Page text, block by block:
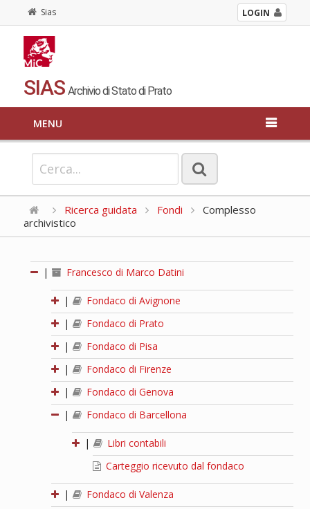
Sias LOGIN
SIAS Archivio di Stato di Prato
MENU
Ricerca guidata Fondi
Complesso
archivistico
| Francesco di Marco Datini
|
Fondaco di Avignone
|
Fondaco di Prato
|
Fondaco di Pisa
|
Fondaco di Firenze
|
Fondaco di Genova
|
Fondaco di Barcellona
|
Libri contabili
Carteggio ricevuto dal fondaco
|
Fondaco di Valenza